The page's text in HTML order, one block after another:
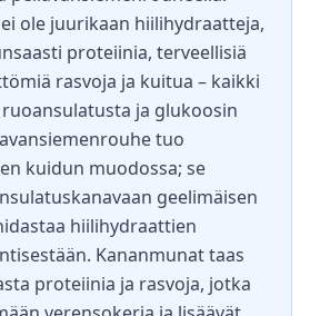
ole juurikaan hiilihydraatteja,
proteiinia, terveellisiä
rasvoja ja kuitua – kaikki
ja glukoosin
tuo
kuidun muodossa; se
geelimäisen
hiilihydraattien
Kananmunat taas
proteiinia ja rasvoja, jotka